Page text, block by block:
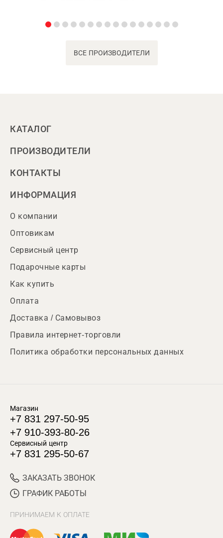
ВСЕ ПРОИЗВОДИТЕЛИ
КАТАЛОГ
ПРОИЗВОДИТЕЛИ
КОНТАКТЫ
ИНФОРМАЦИЯ
О компании
Оптовикам
Сервисный центр
Подарочные карты
Как купить
Оплата
Доставка / Самовывоз
Правила интернет-торговли
Политика обработки персональных данных
Магазин
+7 831 297-50-95
+7 910-393-80-26
Сервисный центр
+7 831 295-50-67
ЗАКАЗАТЬ ЗВОНОК
ГРАФИК РАБОТЫ
ПРИНИМАЕМ К ОПЛАТЕ